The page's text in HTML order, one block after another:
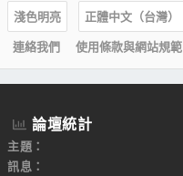
淺色明亮
正體中文（台灣）
連絡我們
使用條款與網站規範
論壇統計
主題
訊息